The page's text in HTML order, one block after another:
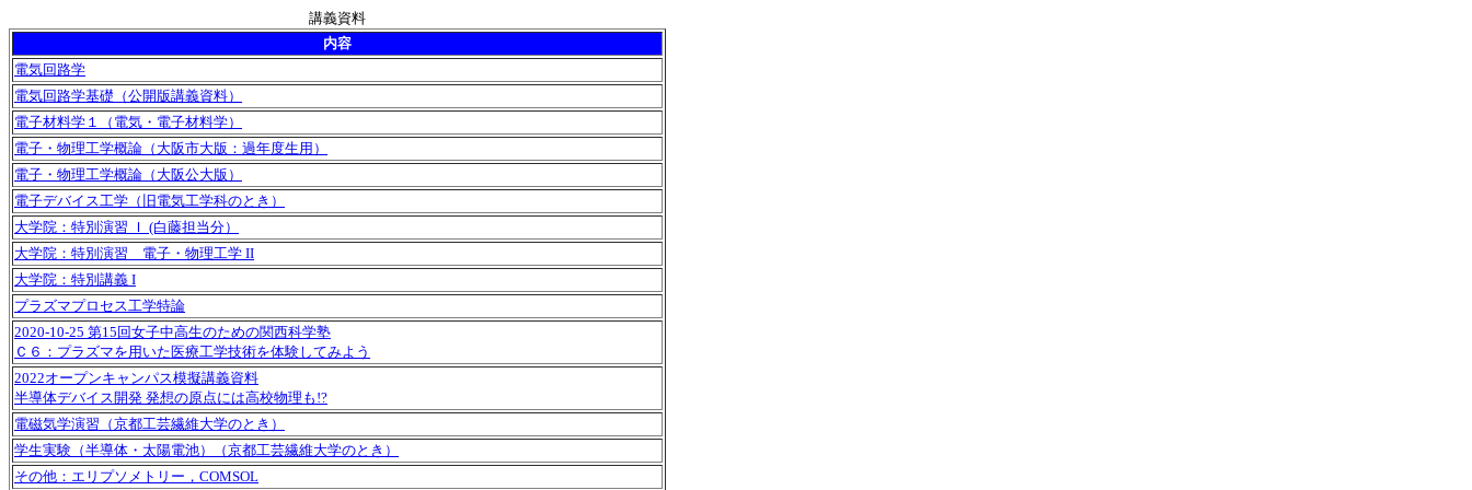
講義資料
内容
電気回路学
電気回路学基礎（公開版講義資料）
電子材料学１（電気・電子材料学）
電子・物理工学概論（大阪市大版：過年度生用）
電子・物理工学概論（大阪公大版）
電子デバイス工学（旧電気工学科のとき）
大学院：特別演習 Ｉ (白藤担当分）
大学院：特別演習 電子・物理工学 II
大学院：特別講義 I
プラズマプロセス工学特論
2020-10-25 第15回女子中高生のための関西科学塾
Ｃ６：プラズマを用いた医療工学技術を体験してみよう
2022オープンキャンパス模擬講義資料
半導体デバイス開発 発想の原点には高校物理も!?
電磁気学演習（京都工芸繊維大学のとき）
学生実験（半導体・太陽電池）（京都工芸繊維大学のとき）
その他：エリプソメトリー，COMSOL